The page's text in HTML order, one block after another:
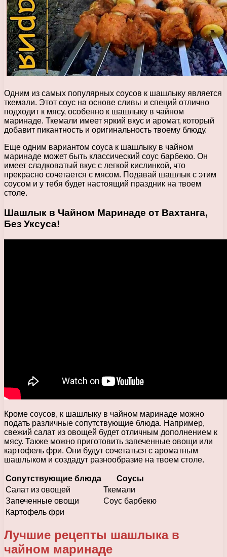
Одним из самых популярных соусов к шашлыку является
ткемали. Этот соус на основе сливы и специй отлично
подходит к мясу, особенно к шашлыку в чайном
маринаде. Ткемали имеет яркий вкус и аромат, который
добавит пикантность и оригинальность твоему блюду.
Еще одним вариантом соуса к шашлыку в чайном
маринаде может быть классический соус барбекю. Он
имеет сладковатый вкус с легкой кислинкой, что
прекрасно сочетается с мясом. Подавай шашлык с этим
соусом и у тебя будет настоящий праздник на твоем
столе.
Шашлык в Чайном Маринаде от Вахтанга,
Без Уксуса!
Кроме соусов, к шашлыку в чайном маринаде можно
подать различные сопутствующие блюда. Например,
свежий салат из овощей будет отличным дополнением к
мясу. Также можно приготовить запеченные овощи или
картофель фри. Они будут сочетаться с ароматным
шашлыком и создадут разнообразие на твоем столе.
Сопутствующие блюда
Соусы
Салат из овощей
Ткемали
Запеченные овощи
Соус барбекю
Картофель фри
Лучшие рецепты шашлыка в
чайном маринаде